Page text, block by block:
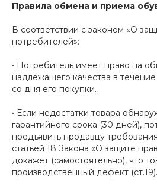
Правила обмена и приема
В соответствии с законом «О
потребителей»:
• Потребитель имеет право на
надлежащего качества в
со дня его покупки.
• Если недостатки товара
гарантийного срока (30 дней),
предъявить продавцу
статьей 18 Закона «О защите
докажет (самостоятельно), что
производственный дефект (ст.19).